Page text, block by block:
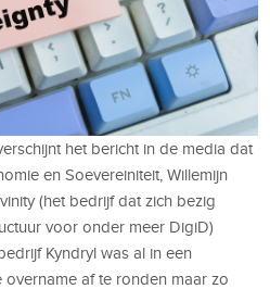
het bericht in de media dat
en Soevereiniteit, Willemijn
(het bedrijf dat zich bezig
voor onder meer DigiD)
Kyndryl was al in een
af te ronden maar zo